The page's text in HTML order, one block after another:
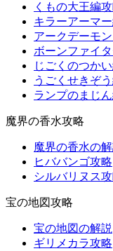
くもの大王編
キラーアーマ
アークデーモ
ボーンファイ
じごくのつか
うごくせきぞ
ランプのまじ
魔界の香水攻略
魔界の香水の
ヒババンゴ攻略
シルバリヌス
宝の地図攻略
宝の地図の解説
ギリメカラ攻略